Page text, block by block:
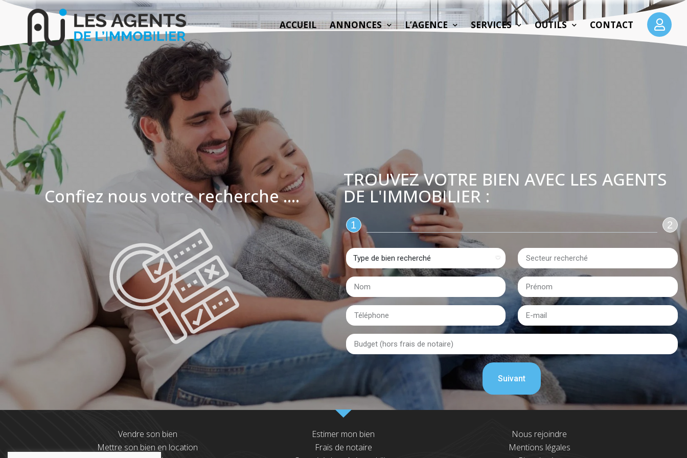
ACCUEIL ANNONCES L’AGENCE SERVICES OUTILS CONTACT
Confiez nous votre recherche ....
TROUVEZ VOTRE BIEN AVEC LES AGENTS
DE L'IMMOBILIER :
1 2
Vendre son bien
Mettre son bien en location
Estimer mon bien
Frais de notaire
Nous rejoindre
Mentions légales